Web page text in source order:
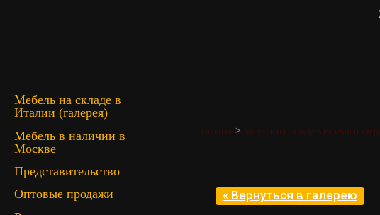
Мебель на складе в
Италии (галерея)
Мебель в наличии в
Москве
Представительство
Оптовые продажи
Главная > Мебель на складе в Италии
« Вернуться в галерею